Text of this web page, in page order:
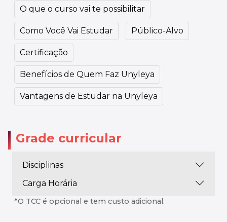
O que o curso vai te possibilitar
Como Você Vai Estudar Público-Alvo
Certificação
Benefícios de Quem Faz Unyleya
Vantagens de Estudar na Unyleya
Grade curricular
Disciplinas
Carga Horária
*O TCC é opcional e tem custo adicional.